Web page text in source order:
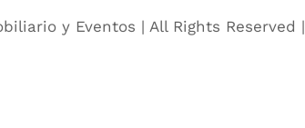
y Eventos | All Rights Reserved |